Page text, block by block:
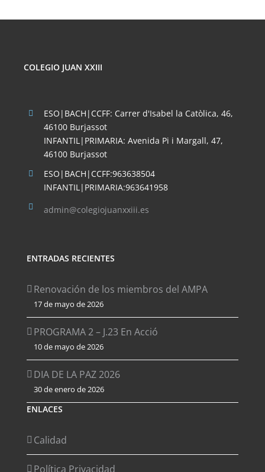
COLEGIO JUAN XXIII
ESO|BACH|CCFF: Carrer d'Isabel la Catòlica, 46,
46100 Burjassot
INFANTIL|PRIMARIA: Avenida Pi i Margall, 47,
46100 Burjassot
ESO|BACH|CCFF:963638504
INFANTIL|PRIMARIA:963641958
admin@colegiojuanxxiii.es
ENTRADAS RECIENTES
Renovación de los miembros del AMPA
17 de mayo de 2026
PROGRAMA 2 – J.23 En Acció
10 de mayo de 2026
DIA DE LA PAZ 2026
30 de enero de 2026
ENLACES
Calidad
Política Privacidad